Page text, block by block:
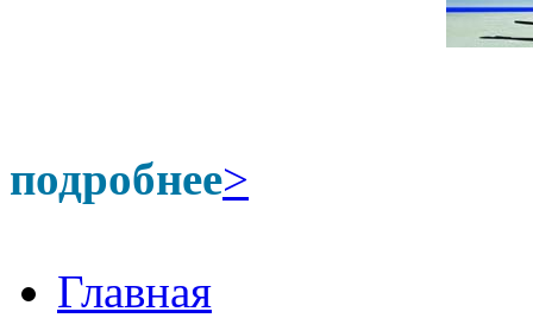
подробнее>
Главная